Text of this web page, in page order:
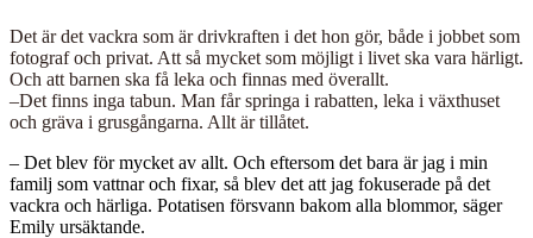
Det är det vackra som är drivkraften i det hon gör, både i jobbet som
fotograf och privat. Att så mycket som möjligt i livet ska vara härligt.
Och att barnen ska få leka och finnas med överallt.
–Det finns inga tabun. Man får springa i rabatten, leka i växthuset
och gräva i grusgångarna. Allt är tillåtet.
– Det blev för mycket av allt. Och eftersom det bara är jag i min
familj som vattnar och fixar, så blev det att jag fokuserade på det
vackra och härliga. Potatisen försvann bakom alla blommor, säger
Emily ursäktande.